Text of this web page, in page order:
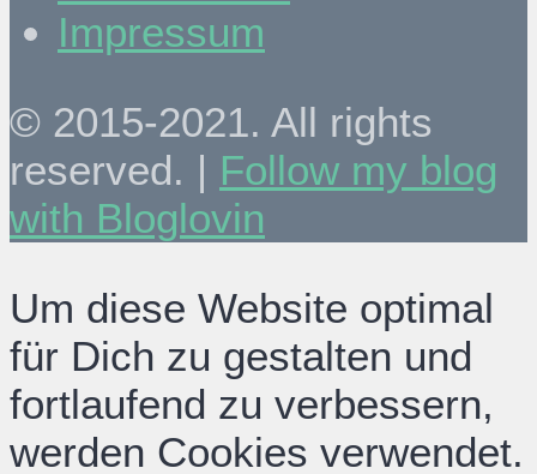
Impressum
© 2015-2021. All rights
reserved. | Follow my blog
with Bloglovin
Um diese Website optimal
für Dich zu gestalten und
fortlaufend zu verbessern,
werden Cookies verwendet.